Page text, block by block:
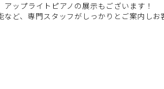
ップライトピアノの展示もございます！
ど、専門スタッフがしっかりとご案内しお